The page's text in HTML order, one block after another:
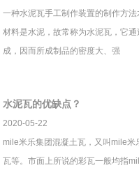
一种水泥瓦手工制作装置的制作方
材料是水泥，故常称为水泥瓦，它
成，因而所成制品的密度大、强
水泥瓦的优缺点？
2020-05-22
mile米乐集团混凝土瓦，又叫mile米
瓦等。市面上所说的彩瓦一般均指